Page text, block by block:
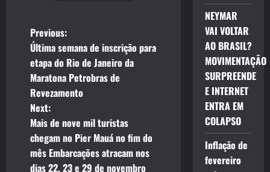
P
o
s
t
n
a
Previous:
Última semana de inscrição para
etapa do Rio de Janeiro da
Maratona Petrobras de
Revezamento
Next:
Mais de nove mil turistas
chegam no Pier Mauá no fim do
mês Embarcações atracam nos
dias 22, 23 e 29 de novembro
NEYMAR
VAI VOLTAR
AO BRASIL?
MOVIMENTAÇÃO
SURPREENDE
E INTERNET
ENTRA EM
COLAPSO
Inflação de
fevereiro